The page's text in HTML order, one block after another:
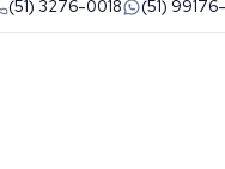
(51) 3276-0018
(51)